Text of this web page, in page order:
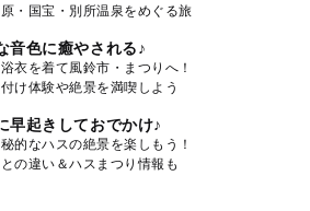
・国宝・別所温泉をめぐる旅
音色に癒やされる♪
衣を着て風鈴市・まつりへ！
け体験や絶景を満喫しよう
早起きしておでかけ♪
的なハスの絶景を楽しもう！
の違い＆ハスまつり情報も